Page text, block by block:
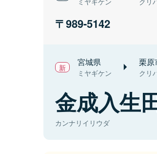
989-5142
宮城県
ミヤギケン
栗原
クリ
金成入生
カンナリイリウダ